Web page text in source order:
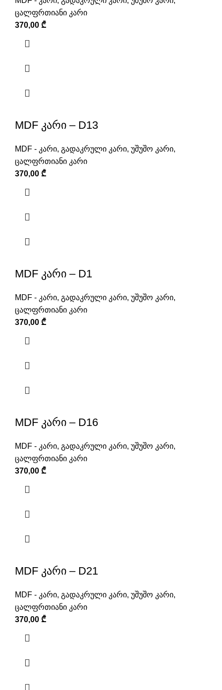
ცალფრთიანი კარი
370,00 ₾
MDF კარი – D13
MDF - კარი, გადაკრული კარი, უშუშო კარი,
ცალფრთიანი კარი
370,00 ₾
MDF კარი – D1
MDF - კარი, გადაკრული კარი, უშუშო კარი,
ცალფრთიანი კარი
370,00 ₾
MDF კარი – D16
MDF - კარი, გადაკრული კარი, უშუშო კარი,
ცალფრთიანი კარი
370,00 ₾
MDF კარი – D21
MDF - კარი, გადაკრული კარი, უშუშო კარი,
ცალფრთიანი კარი
370,00 ₾